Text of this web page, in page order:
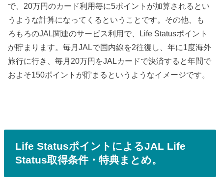
で、20万円のカード利用毎に5ポイントが加算されるとい
うような計算になってくるということです。その他、も
ろもろのJAL関連のサービス利用で、Life Statusポイント
が貯まります。毎月JALで国内線を2往復し、年に1度海外
旅行に行き、毎月20万円をJALカードで決済すると年間で
およそ150ポイントが貯まるというようなイメージです。
Life StatusポイントによるJAL Life
Status取得条件・特典まとめ。